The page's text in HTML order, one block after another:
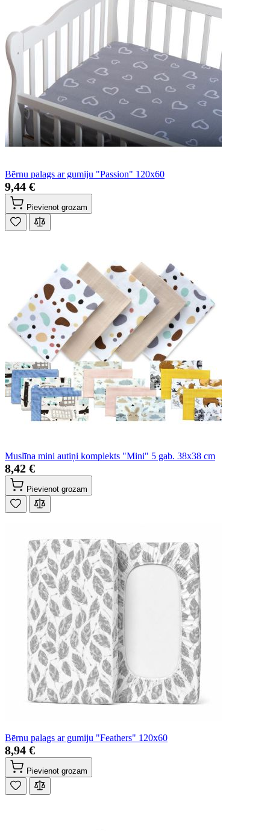
Bērnu palags ar gumiju "Passion" 120x60
9,44 €
Pievienot grozam
Muslīna mini autiņi komplekts "Mini" 5 gab. 38x38 cm
8,42 €
Pievienot grozam
Bērnu palags ar gumiju "Feathers" 120x60
8,94 €
Pievienot grozam